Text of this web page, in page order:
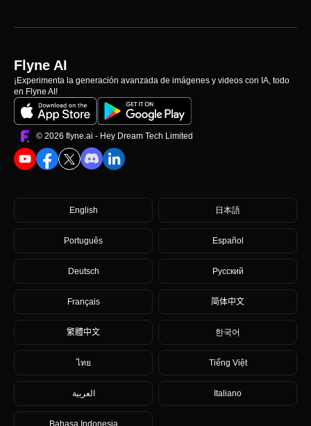
Flyne AI
¡Experimenta la generación avanzada de imágenes y videos con IA, todo
en Flyne AI!
©️ 2026 flyne.ai - Hey Dream Tech Limited
English 日本語
Português Español
Deutsch Русский
Français 简体中文
繁體中文 한국어
ไทย Tiếng Việt
العربية Italiano
Bahasa Indonesia